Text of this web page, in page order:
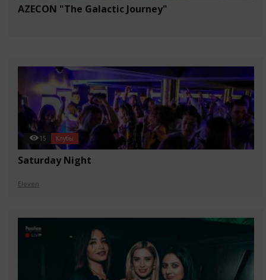
AZECON "The Galactic Journey"
15 Клубы
Saturday Night
Eleven